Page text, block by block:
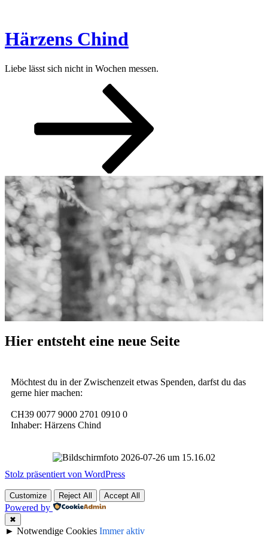
springen
Härzens Chind
Liebe lässt sich nicht in Wochen messen.
Hier entsteht eine neue Seite
Möchtest du in der Zwischenzeit etwas Spenden, darfst du das
gerne hier machen:
CH39 0077 9000 2701 0910 0
Inhaber: Härzens Chind
Stolz präsentiert von WordPress
Customize Reject All Accept All
Powered by
✖
► Notwendige Cookies Immer aktiv